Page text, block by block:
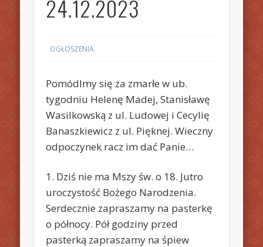
24.12.2023
OGŁOSZENIA
Pomódlmy się za zmarłe w ub.
tygodniu Helenę Madej, Stanisławę
Wasilkowską z ul. Ludowej i Cecylię
Banaszkiewicz z ul. Pięknej. Wieczny
odpoczynek racz im dać Panie…
1. Dziś nie ma Mszy św. o 18. Jutro
uroczystość Bożego Narodzenia.
Serdecznie zapraszamy na pasterkę
o północy. Pół godziny przed
pasterką zapraszamy na śpiew